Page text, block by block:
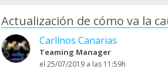
Actualización de cómo va la
Carlinos Canarias
Teaming Manager
el 25/07/2019 a las 11:59h